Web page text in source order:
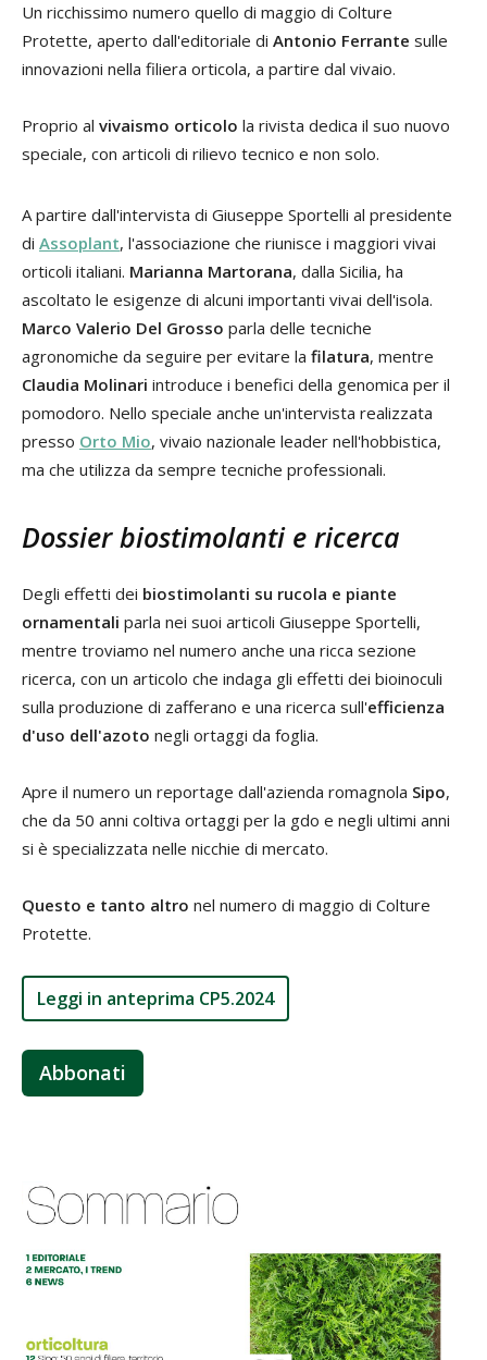
Un ricchissimo numero quello di maggio di Colture
Protette, aperto dall'editoriale di Antonio Ferrante sulle
innovazioni nella filiera orticola, a partire dal vivaio.
Proprio al vivaismo orticolo la rivista dedica il suo nuovo
speciale, con articoli di rilievo tecnico e non solo.
A partire dall'intervista di Giuseppe Sportelli al presidente
di Assoplant, l'associazione che riunisce i maggiori vivai
orticoli italiani. Marianna Martorana, dalla Sicilia, ha
ascoltato le esigenze di alcuni importanti vivai dell'isola.
Marco Valerio Del Grosso parla delle tecniche
agronomiche da seguire per evitare la filatura, mentre
Claudia Molinari introduce i benefici della genomica per il
pomodoro. Nello speciale anche un'intervista realizzata
presso Orto Mio, vivaio nazionale leader nell'hobbistica,
ma che utilizza da sempre tecniche professionali.
Dossier biostimolanti e ricerca
Degli effetti dei biostimolanti su rucola e piante
ornamentali parla nei suoi articoli Giuseppe Sportelli,
mentre troviamo nel numero anche una ricca sezione
ricerca, con un articolo che indaga gli effetti dei bioinoculi
sulla produzione di zafferano e una ricerca sull'efficienza
d'uso dell'azoto negli ortaggi da foglia.
Apre il numero un reportage dall'azienda romagnola Sipo,
che da 50 anni coltiva ortaggi per la gdo e negli ultimi anni
si è specializzata nelle nicchie di mercato.
Questo e tanto altro nel numero di maggio di Colture
Protette.
Leggi in anteprima CP5.2024
Abbonati